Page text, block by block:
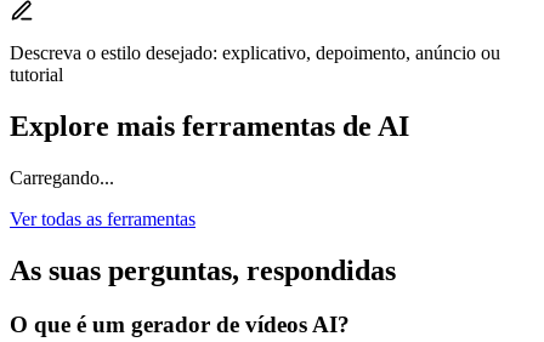
Descreva o estilo desejado: explicativo, depoimento, anúncio ou
tutorial
Explore mais ferramentas de AI
Carregando...
Ver todas as ferramentas
As suas perguntas, respondidas
O que é um gerador de vídeos AI?